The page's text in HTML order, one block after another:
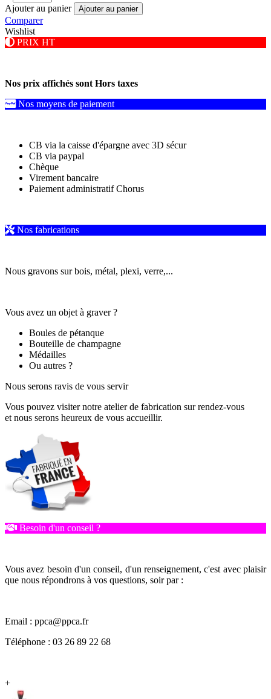
Ajouter au panier
Ajouter au panier
Comparer
Wishlist
PRIX HT
Nos prix affichés sont Hors taxes
Nos moyens de paiement
CB via la caisse d'épargne avec 3D sécur
CB via paypal
Chèque
Virement bancaire
Paiement administratif Chorus
Nos fabrications
Nous gravons sur bois, métal, plexi, verre,...
Vous avez un objet à graver ?
Boules de pétanque
Bouteille de champagne
Médailles
Ou autres ?
Nous serons ravis de vous servir
Vous pouvez visiter notre atelier de fabrication sur rendez-vous
et nous serons heureux de vous accueillir.
Besoin d'un conseil ?
Vous avez besoin d'un conseil, d'un renseignement, c'est avec plaisir
que nous répondrons à vos questions, soir par :
Email : ppca@ppca.fr
Téléphone : 03 26 89 22 68
+